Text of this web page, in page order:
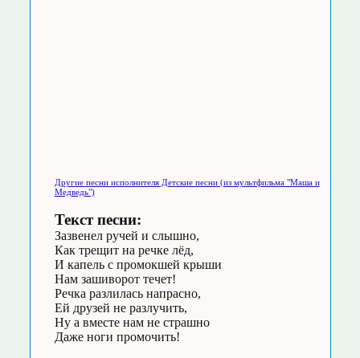
Другие песни исполнителя Детские песни (из мультфильма "Маша и
Медведь")
Текст песни:
Зазвенел ручей и слышно,
Как трещит на речке лёд,
И капель с промокшей крыши
Нам зашиворот течет!
Речка разлилась напрасно,
Ей друзей не разлучить,
Ну а вместе нам не страшно
Даже ноги промочить!